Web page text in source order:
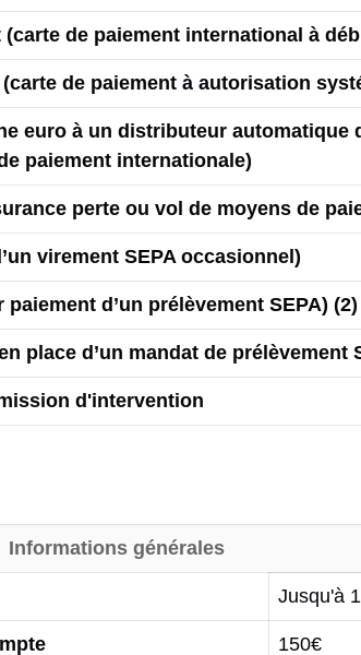
de paiement international à
de paiement à autorisation
euro à un distributeur automatique
paiement internationale)
perte ou vol de moyens de
virement SEPA occasionnel)
d’un prélèvement SEPA) (2)
place d’un mandat de prélèvement
d'intervention
Informations générales
Jusqu'à
150€